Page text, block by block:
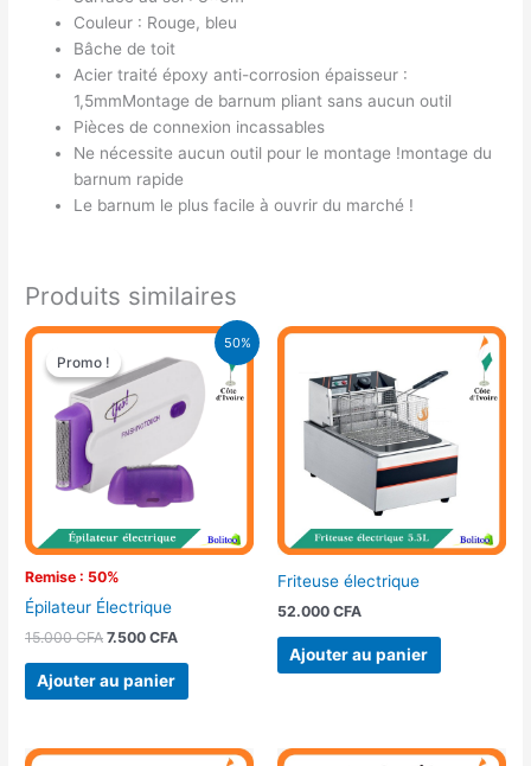
Couleur : Rouge, bleu
Bâche de toit
Acier traité époxy anti-corrosion épaisseur :
1,5mmMontage de barnum pliant sans aucun outil
Pièces de connexion incassables
Ne nécessite aucun outil pour le montage !montage du
barnum rapide
Le barnum le plus facile à ouvrir du marché !
Produits similaires
50%
Promo !
Remise : 50%
Promo !
Épilateur Électrique
15.000CFA
Le
prix
initial
était :
15.000 CFA.
7.500CFA
Le
actuel
7.500 CFA.
Ajouter au panier
Friteuse électrique
52.000 CFA
Ajouter au panier